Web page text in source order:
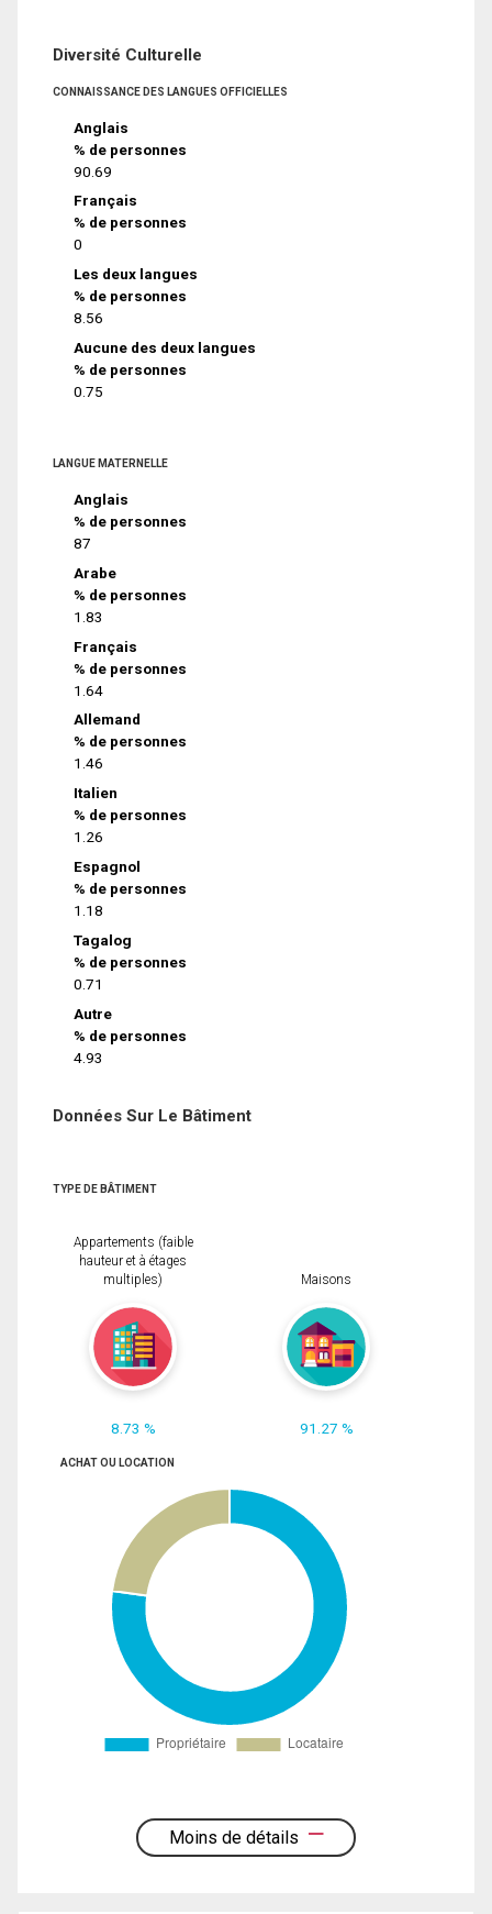
Diversité Culturelle
CONNAISSANCE DES LANGUES OFFICIELLES
Anglais
% de personnes
90.69
Français
% de personnes
0
Les deux langues
% de personnes
8.56
Aucune des deux langues
% de personnes
0.75
LANGUE MATERNELLE
Anglais
% de personnes
87
Arabe
% de personnes
1.83
Français
% de personnes
1.64
Allemand
% de personnes
1.46
Italien
% de personnes
1.26
Espagnol
% de personnes
1.18
Tagalog
% de personnes
0.71
Autre
% de personnes
4.93
Données Sur Le Bâtiment
TYPE DE BÂTIMENT
Appartements (faible
hauteur et à étages
multiples)
8.73 %
Maisons
91.27 %
ACHAT OU LOCATION
Moins de détails